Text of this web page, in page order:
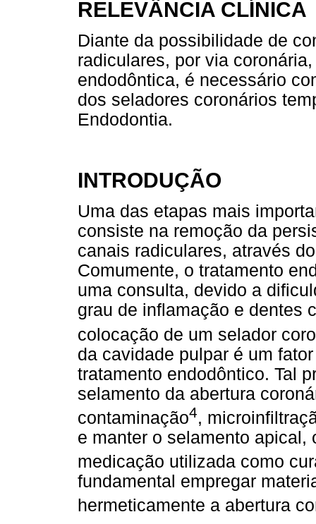
RELEVÂNCIA CLÍNICA
Diante da possibilidade de
radiculares, por via
endodôntica, é necessário
dos seladores coronários
Endodontia.
INTRODUÇÃO
Uma das etapas mais
consiste na remoção da
canais radiculares, através
Comumente, o tratamento
uma consulta, devido a
grau de inflamação e dentes
colocação de um selador
da cavidade pulpar é um
tratamento endodôntico. Tal
selamento da abertura
contaminação4,
e manter o selamento
medicação utilizada como
fundamental empregar
hermeticamente a abertura